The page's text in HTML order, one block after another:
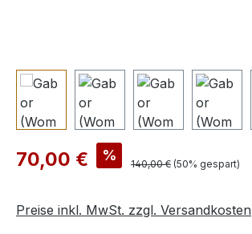
Verkaufspreis:
70,00 € % Regulärer Preis:
140,00 € (50% gespart)
Preise inkl. MwSt. zzgl. Versandkosten